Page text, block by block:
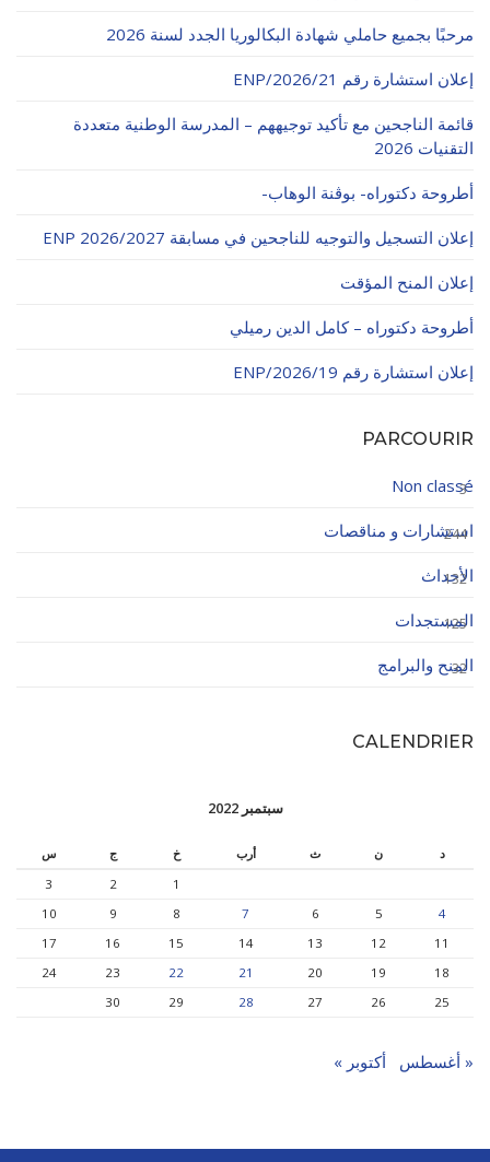
نماذج ما بعد التدرج
ميثاق الأداب والأخلاقيات الجامعية
مرحبًا بجميع حاملي شهادة البكالوريا الجدد لسنة 2026
إعلان استشارة رقم 21/ENP/2026
قائمة الناجحين مع تأكيد توجيههم – المدرسة الوطنية متعددة
التقنيات 2026
أطروحة دكتوراه- بوڨنة الوهاب-
إعلان التسجيل والتوجيه للناجحين في مسابقة ENP 2026/2027
إعلان المنح المؤقت
أطروحة دكتوراه – كامل الدين رميلي
إعلان استشارة رقم 19/ENP/2026
PARCOURIR
Non classé
3
استشارات و مناقصات
244
الأحداث
132
المستجدات
125
المنح والبرامج
32
CALENDRIER
سبتمبر 2022
د ن ث أرب خ ج
س
1
2
3
4
5
6
7
8
9
10
11
12
13
14
15
16
17
18
19
20
21
22
23
24
25
26
27
28
29
30
« أغسطس أكتوبر »